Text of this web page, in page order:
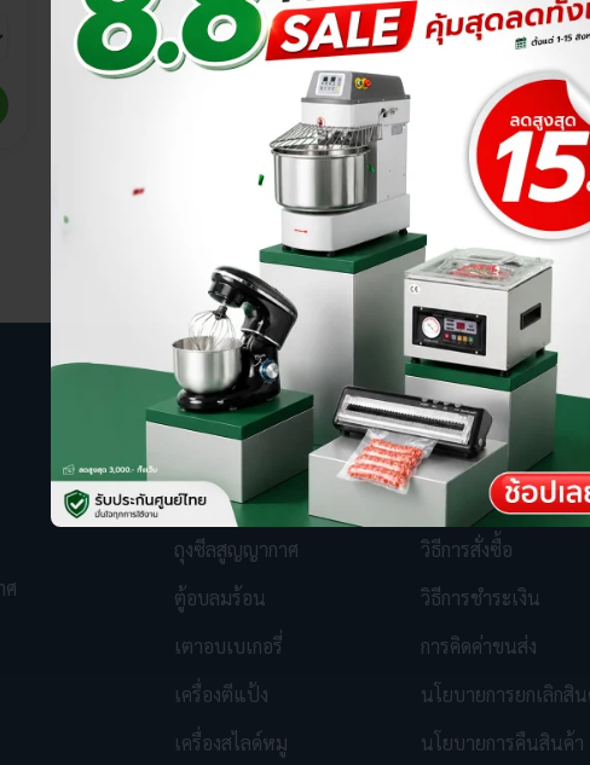
ศ
หมวดหมู่สินค้า
เครื่องซีลสูญญากาศ
ถุงซีลสูญญากาศ
ตู้อบลมร้อน
เตาอบเบเกอรี่
เครื่องตีแป้ง
เครื่องสไลด์หมู
นโยบาย
วิธีรับ SGE Coins
วิธีการสั่งซื้อ
วิธีการชำระเงิน
การคิดค่าขนส่ง
นโยบายการยกเลิกสิ
นโยบายการคืนสินค้า